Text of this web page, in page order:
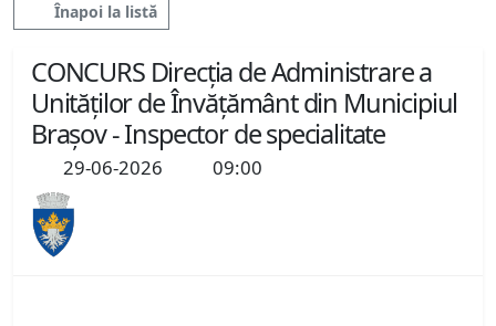
Înapoi la listă
CONCURS Direcția de Administrare a
Unităților de Învățământ din Municipiul
Brașov - Inspector de specialitate
29-06-2026 09:00